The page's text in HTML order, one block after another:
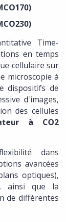
Time-
en temps
cellulaire sur
microscopie à
dispositifs de
d'images,
des cellules
à CO2
dans
avancées
optiques),
ainsi que la
de différentes